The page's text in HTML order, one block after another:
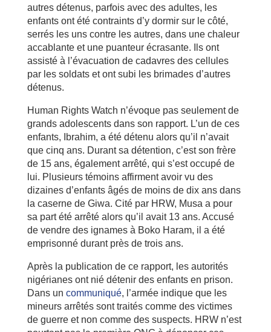
autres détenus, parfois avec des adultes, les
enfants ont été contraints d’y dormir sur le côté,
serrés les uns contre les autres, dans une chaleur
accablante et une puanteur écrasante. Ils ont
assisté à l’évacuation de cadavres des cellules
par les soldats et ont subi les brimades d’autres
détenus.
Human Rights Watch n’évoque pas seulement de
grands adolescents dans son rapport. L’un de ces
enfants, Ibrahim, a été détenu alors qu’il n’avait
que cinq ans. Durant sa détention, c’est son frère
de 15 ans, également arrêté, qui s’est occupé de
lui. Plusieurs témoins affirment avoir vu des
dizaines d’enfants âgés de moins de dix ans dans
la caserne de Giwa. Cité par HRW, Musa a pour
sa part été arrêté alors qu’il avait 13 ans. Accusé
de vendre des ignames à Boko Haram, il a été
emprisonné durant près de trois ans.
Après la publication de ce rapport, les autorités
nigérianes ont nié détenir des enfants en prison.
Dans un communiqué, l’armée indique que les
mineurs arrêtés sont traités comme des victimes
de guerre et non comme des suspects. HRW n’est